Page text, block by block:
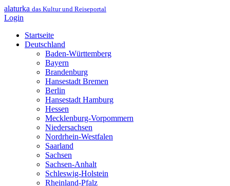
alaturka das Kultur und Reiseportal
Login
Startseite
Deutschland
Baden-Württemberg
Bayern
Brandenburg
Hansestadt Bremen
Berlin
Hansestadt Hamburg
Hessen
Mecklenburg-Vorpommern
Niedersachsen
Nordrhein-Westfalen
Saarland
Sachsen
Sachsen-Anhalt
Schleswig-Holstein
Rheinland-Pfalz